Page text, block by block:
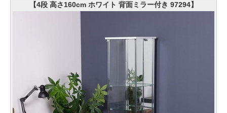
【4段 高さ160cm ホワイト 背面ミラー付き 97294】